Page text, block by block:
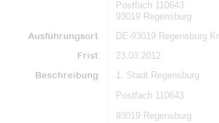
Postfach 110643
93019 Regensburg
Ausführungsort
DE-93019 Regensburg
Frist
23.03.2012
Beschreibung
1. Stadt Regensburg
Postfach 110643
93019 Regensburg